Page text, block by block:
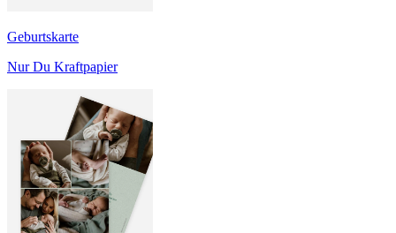
Geburtskarte
Nur Du Kraftpapier